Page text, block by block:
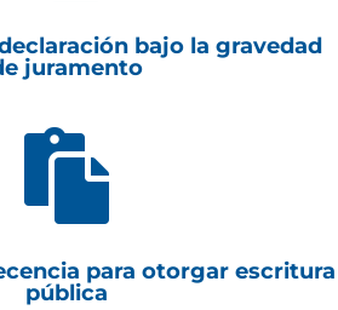
bajo la gravedad
juramento

para otorgar escritura
pública